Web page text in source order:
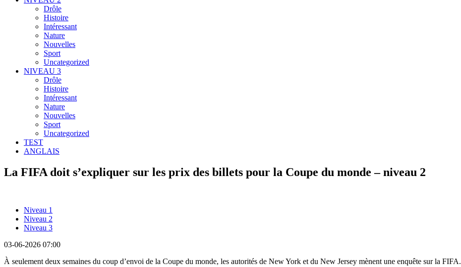
Drôle
Histoire
Intéressant
Nature
Nouvelles
Sport
Uncategorized
NIVEAU 3
Drôle
Histoire
Intéressant
Nature
Nouvelles
Sport
Uncategorized
TEST
ANGLAIS
La FIFA doit s’expliquer sur les prix des billets pour la Coupe du monde – niveau 2
Niveau 1
Niveau 2
Niveau 3
03-06-2026 07:00
À seulement deux semaines du coup d’envoi de la Coupe du monde, les autorités de New York et du New Jersey mènent une enquête sur la FIFA.